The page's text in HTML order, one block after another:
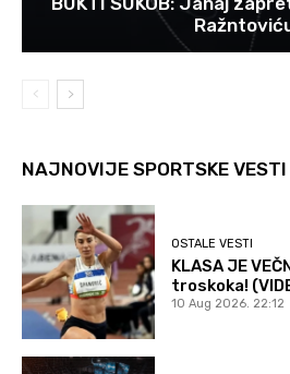
NAJNOVIJE SPORTSKE VESTI
OSTALE VESTI
KLASA JE
troskoka!
10 Aug 2026. 22:12